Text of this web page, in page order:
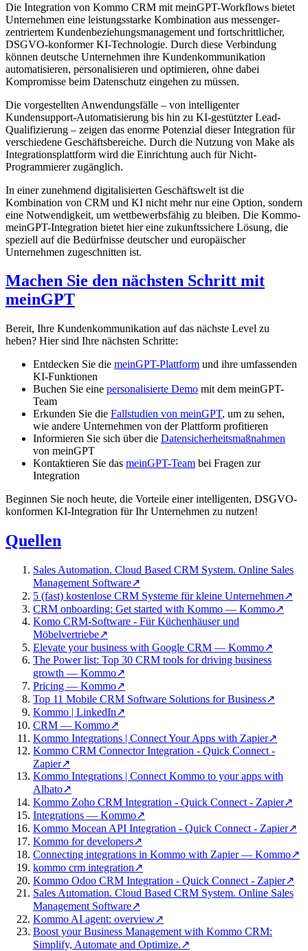
Die Integration von Kommo CRM mit meinGPT-Workflows bietet
Unternehmen eine leistungsstarke Kombination aus messenger-
zentriertem Kundenbeziehungsmanagement und fortschrittlicher,
DSGVO-konformer KI-Technologie. Durch diese Verbindung
können deutsche Unternehmen ihre Kundenkommunikation
automatisieren, personalisieren und optimieren, ohne dabei
Kompromisse beim Datenschutz eingehen zu müssen.
Die vorgestellten Anwendungsfälle – von intelligenter
Kundensupport-Automatisierung bis hin zu KI-gestützter Lead-
Qualifizierung – zeigen das enorme Potenzial dieser Integration für
verschiedene Geschäftsbereiche. Durch die Nutzung von Make als
Integrationsplattform wird die Einrichtung auch für Nicht-
Programmierer zugänglich.
In einer zunehmend digitalisierten Geschäftswelt ist die
Kombination von CRM und KI nicht mehr nur eine Option, sondern
eine Notwendigkeit, um wettbewerbsfähig zu bleiben. Die Kommo-
meinGPT-Integration bietet hier eine zukunftssichere Lösung, die
speziell auf die Bedürfnisse deutscher und europäischer
Unternehmen zugeschnitten ist.
Machen Sie den nächsten Schritt mit
meinGPT
Bereit, Ihre Kundenkommunikation auf das nächste Level zu
heben? Hier sind Ihre nächsten Schritte:
Entdecken Sie die meinGPT-Plattform und ihre umfassenden
KI-Funktionen
Buchen Sie eine personalisierte Demo mit dem meinGPT-
Team
Erkunden Sie die Fallstudien von meinGPT, um zu sehen,
wie andere Unternehmen von der Plattform profitieren
Informieren Sie sich über die Datensicherheitsmaßnahmen
von meinGPT
Kontaktieren Sie das meinGPT-Team bei Fragen zur
Integration
Beginnen Sie noch heute, die Vorteile einer intelligenten, DSGVO-
konformen KI-Integration für Ihr Unternehmen zu nutzen!
Quellen
Sales Automation. Cloud Based CRM System. Online Sales
Management Software↗
5 (fast) kostenlose CRM Systeme für kleine Unternehmen↗
CRM onboarding: Get started with Kommo — Kommo↗
Komo CRM-Software - Für Küchenhäuser und
Möbelvertriebe↗
Elevate your business with Google CRM — Kommo↗
The Power list: Top 30 CRM tools for driving business
growth — Kommo↗
Pricing — Kommo↗
Top 11 Mobile CRM Software Solutions for Business↗
Kommo | LinkedIn↗
CRM — Kommo↗
Kommo Integrations | Connect Your Apps with Zapier↗
Kommo CRM Connector Integration - Quick Connect -
Zapier↗
Kommo Integrations | Connect Kommo to your apps with
Albato↗
Kommo Zoho CRM Integration - Quick Connect - Zapier↗
Integrations — Kommo↗
Kommo Mocean API Integration - Quick Connect - Zapier↗
Kommo for developers↗
Connecting integrations in Kommo with Zapier — Kommo↗
kommo crm integration↗
Kommo Odoo CRM Integration - Quick Connect - Zapier↗
Sales Automation. Cloud Based CRM System. Online Sales
Management Software↗
Kommo AI agent: overview↗
Boost your Business Management with Kommo CRM:
Simplify, Automate and Optimize.↗